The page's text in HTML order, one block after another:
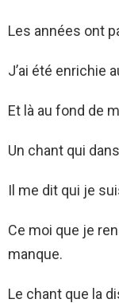
Les années ont
J’ai été enrichie
Et là au fond de
Un chant qui
Il me dit qui je
Ce moi que je
manque.
Le chant que la